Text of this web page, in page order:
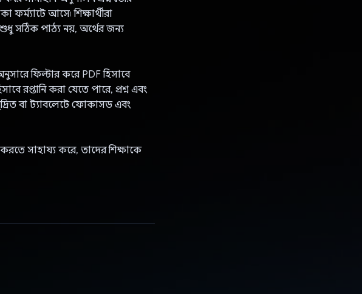
ফর্ম্যাটে আসে৷ শিক্ষার্থীরা
শুধু সঠিক পাঠ্য নয়, অর্থের জন্য
ফিল্টার করে PDF হিসাবে
রপ্তানি করা যেতে পারে, প্রশ্ন এবং
বা ট্যাবলেটে ফোকাসড এবং
করতে সাহায্য করে, তাদের শিক্ষাকে